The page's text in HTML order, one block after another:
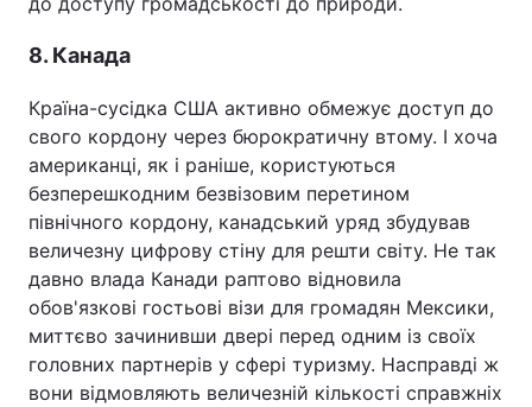
8. Канада
Країна-сусідка США активно обмежує доступ до
свого кордону через бюрократичну втому. І хоча
американці, як і раніше, користуються
безперешкодним безвізовим перетином
північного кордону, канадський уряд збудував
величезну цифрову стіну для решти світу. Не так
давно влада Канади раптово відновила
обов'язкові гостьові візи для громадян Мексики,
миттєво зачинивши двері перед одним із своїх
головних партнерів у сфері туризму. Насправді ж
вони відмовляють величезній кількості справжніх